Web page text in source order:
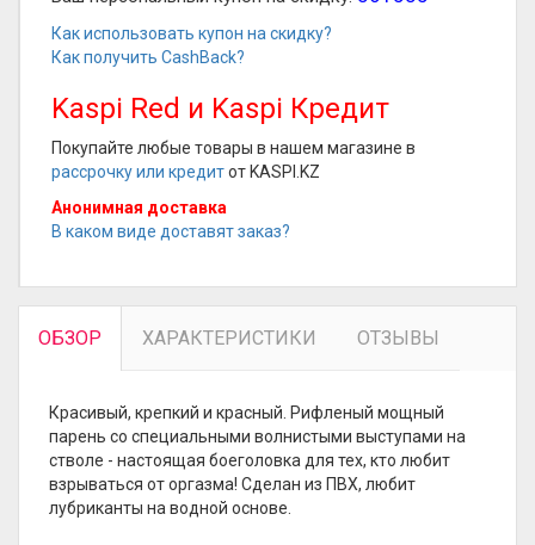
Как использовать купон на скидку?
Как получить CashBack?
Kaspi Red и Kaspi Кредит
Покупайте любые товары в нашем магазине в
рассрочку или кредитот KASPI.KZ
Анонимная доставка
В каком виде доставят заказ?
ОБЗОР ХАРАКТЕРИСТИКИ ОТЗЫВЫ
Красивый, крепкий и красный. Рифленый мощный
парень со специальными волнистыми выступами на
стволе - настоящая боеголовка для тех, кто любит
взрываться от оргазма! Сделан из ПВХ, любит
лубриканты на водной основе.